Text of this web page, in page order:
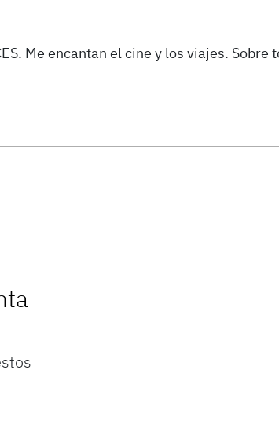
Me encantan el cine y los viajes. Sobre